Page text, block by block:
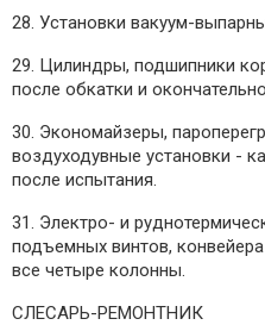
28. Установки вакуум-
29. Цилиндры, подшипники
после обкатки и
30. Экономайзеры,
воздуходувные установки -
после испытания.
31. Электро- и
подъемных винтов,
все четыре колонны.
СЛЕСАРЬ-РЕМОНТНИК